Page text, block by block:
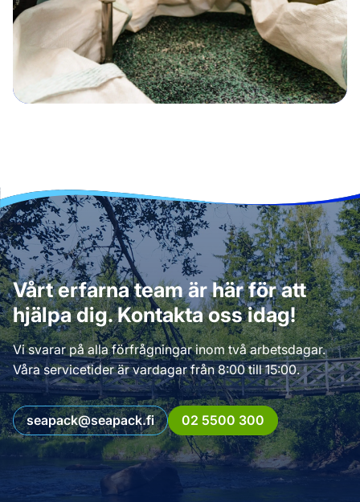
Vårt erfarna team är här för att
hjälpa dig. Kontakta oss idag!
Vi svarar på alla förfrågningar inom två arbetsdagar.
Våra servicetider är vardagar från 8:00 till 15:00.
seapack@seapack.fi 02 5500 300